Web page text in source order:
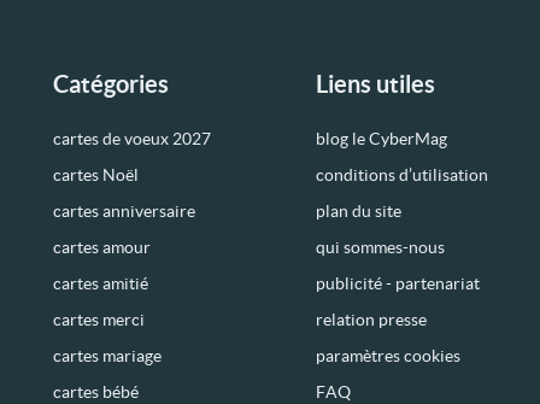
Catégories
cartes de voeux 2027
cartes Noël
cartes anniversaire
cartes amour
cartes amitié
cartes merci
cartes mariage
cartes bébé
Liens utiles
blog le CyberMag
conditions d’utilisation
plan du site
qui sommes-nous
publicité - partenariat
relation presse
paramètres cookies
FAQ